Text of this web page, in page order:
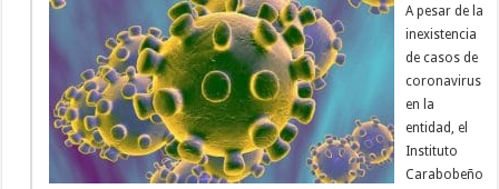
A pesar de la
inexistencia
de casos de
coronavirus
en la
entidad, el
Instituto
Carabobeño